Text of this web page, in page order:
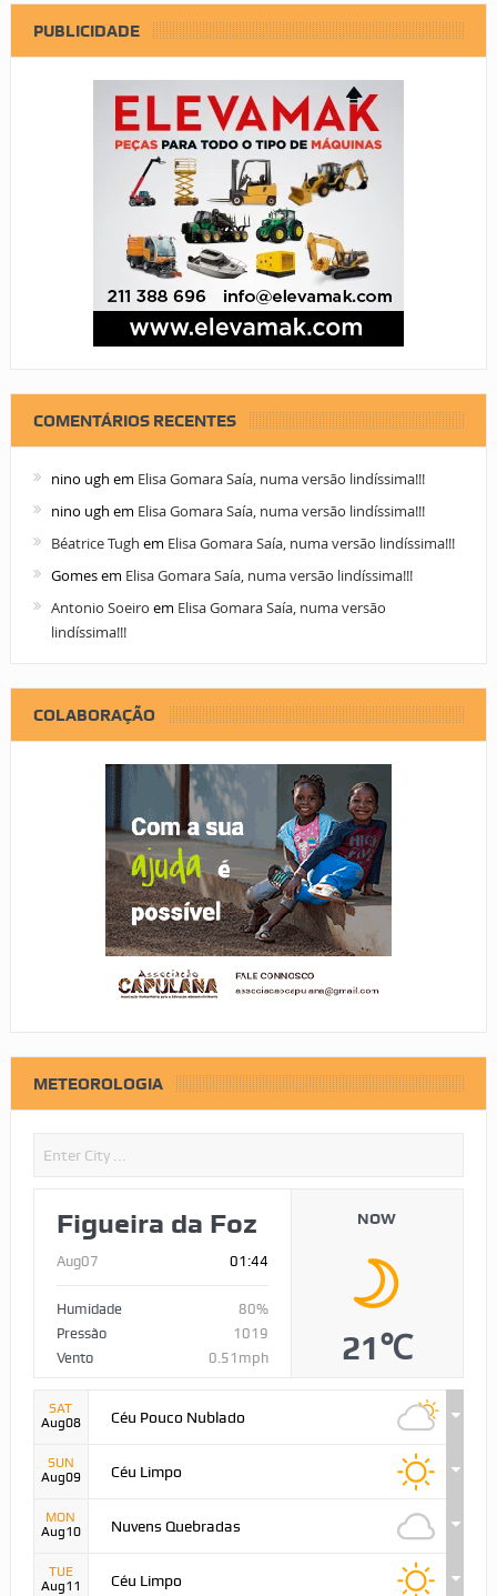
PUBLICIDADE
COMENTÁRIOS RECENTES
nino ugh em Elisa Gomara Saía, numa versão lindíssima!!!
nino ugh em Elisa Gomara Saía, numa versão lindíssima!!!
Béatrice Tugh em Elisa Gomara Saía, numa versão lindíssima!!!
Gomesem Elisa Gomara Saía, numa versão lindíssima!!!
Antonio Soeiro em Elisa Gomara Saía, numa versão
lindíssima!!!
COLABORAÇÃO
METEOROLOGIA
Figueira da Foz
Aug07 01:44
Humidade
80%
Pressão
1019
Vento
0.51mph
NOW
21℃
SAT
Aug08
Céu Pouco Nublado
SUN
Aug09
Céu Limpo
MON
Aug10
Nuvens Quebradas
TUE
Aug11
Céu Limpo